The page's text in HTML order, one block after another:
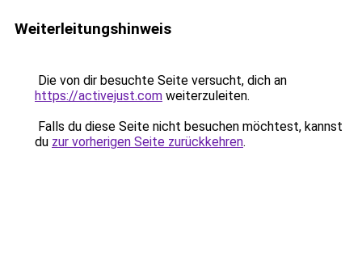
Weiterleitungshinweis
Die von dir besuchte Seite versucht, dich an
https://activejust.com weiterzuleiten.
Falls du diese Seite nicht besuchen möchtest, kannst
du zur vorherigen Seite zurückkehren.